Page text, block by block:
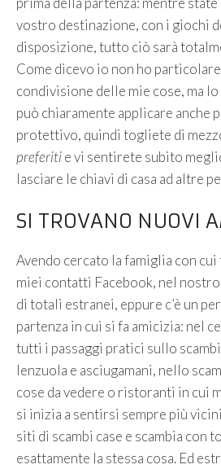
vostro destinazione, con i giochi
disposizione, tutto ciò sarà
Come dicevo io non ho
condivisione delle mie cose, ma
può chiaramente applicare anche
protettivo, quindi togliete di
preferitie vi sentirete subito
lasciare le chiavi di casa ad altre
SI TROVANO NUOVI
Avendo cercato la famiglia con
miei contatti Facebook, nel
di totali estranei, eppure c’è un
partenza in cui si fa amicizia: nel
tutti i passaggi pratici sullo
lenzuola e asciugamani, nello
cose da vedere o ristoranti in cui
si inizia a sentirsi sempre più
siti di scambi case e scambia con
esattamente la stessa cosa. Ed